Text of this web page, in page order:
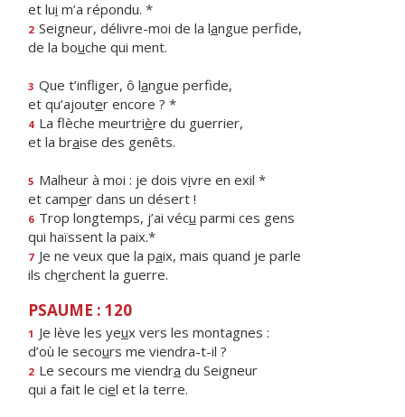
et lui m’a répondu. *
2 Seigneur, délivre-moi de la langue perfide,
de la bouche qui ment.
3 Que t’infliger, ô langue perfide,
et qu’ajouter encore ? *
4 La flèche meurtrière du guerrier,
et la braise des genêts.
5 Malheur à moi : je dois vivre en exil *
et camper dans un désert !
6 Trop longtemps, j’ai vécu parmi ces gens
qui haïssent la paix.*
7 Je ne veux que la paix, mais quand je parle
ils cherchent la guerre.
PSAUME : 120
1 Je lève les yeux vers les montagnes :
d’où le secours me viendra-t-il ?
2 Le secours me viendra du Seigneur
qui a fait le ciel et la terre.